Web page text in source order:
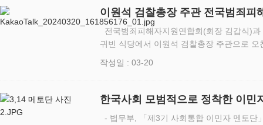
이원석 검찰총장 주관 전국범죄피
전국범죄피해자지원연합회(회장 김갑식)
귀빈 식당에서 이원석 검찰총장 주관으로 오찬을 가졌다. 그간
원석 검찰총장은 평소 범…
작성일 : 03-20
한국사회 모범적으로 정착한 이
앞장서
- 법무부, 「제3기 사회통합 이민자 멘토단